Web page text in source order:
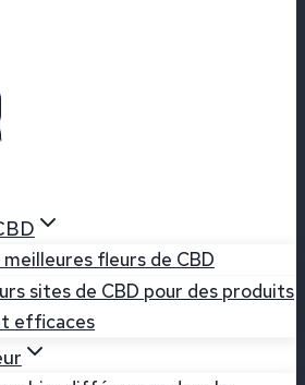
meilleures fleurs de CBD
sites de CBD pour des produits
efficaces